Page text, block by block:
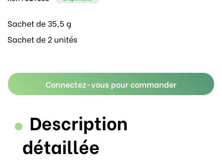
Sachet de 35,5 g
Sachet de 2 unités
Connectez-vous pour commander
Description
détaillée